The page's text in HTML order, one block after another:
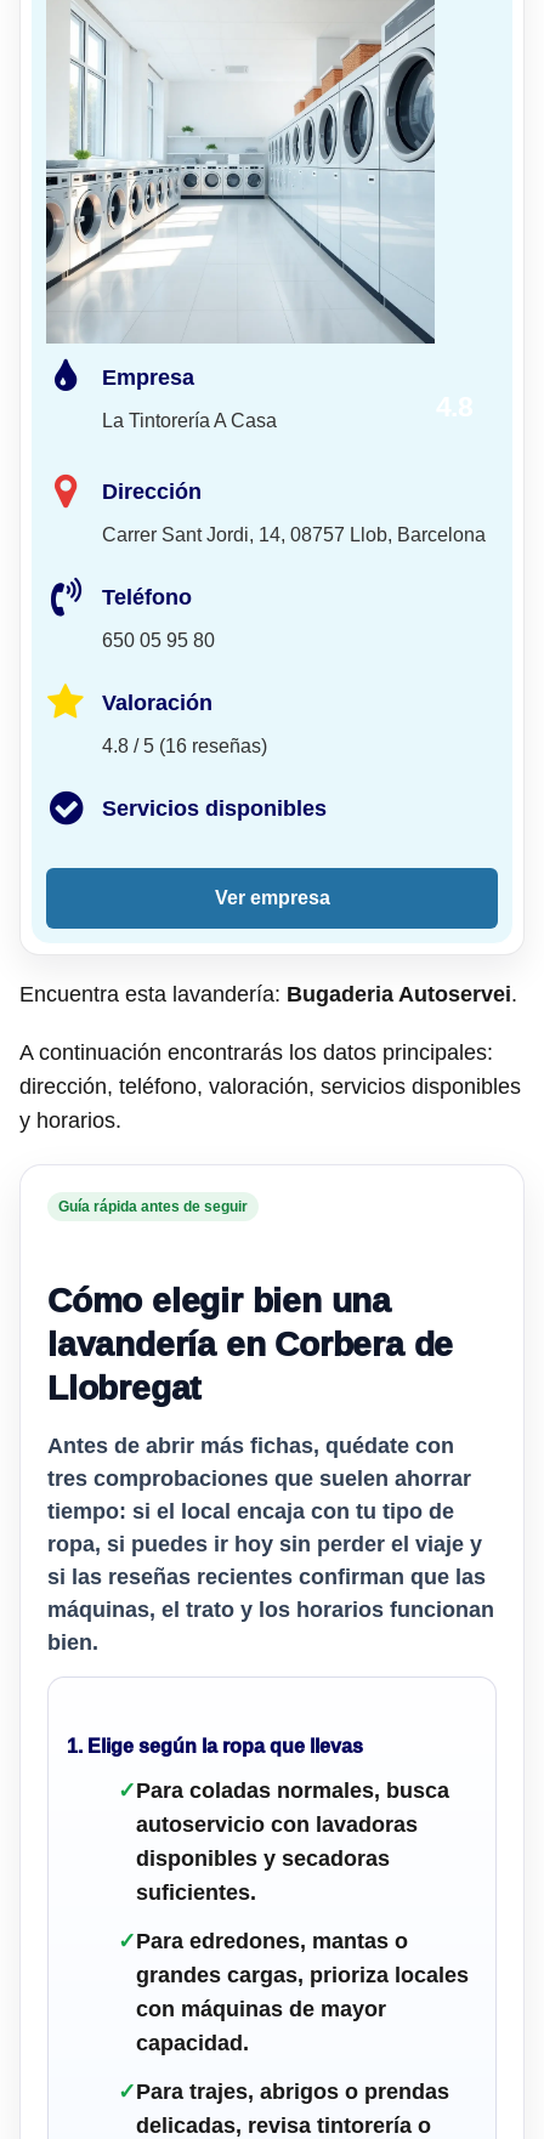
Empresa
La Tintorería A Casa
Dirección
Carrer Sant Jordi, 14, 08757 Llob, Barcelona
Teléfono
650 05 95 80
Valoración
4.8 / 5 (16 reseñas)
Servicios disponibles
Ver empresa
Encuentra esta lavandería: Bugaderia Autoservei.
A continuación encontrarás los datos principales:
dirección, teléfono, valoración, servicios disponibles
y horarios.
Guía rápida antes de seguir
Cómo elegir bien una
lavandería en Corbera de
Llobregat
Antes de abrir más fichas, quédate con
tres comprobaciones que suelen ahorrar
tiempo: si el local encaja con tu tipo de
ropa, si puedes ir hoy sin perder el viaje y
si las reseñas recientes confirman que las
máquinas, el trato y los horarios funcionan
bien.
1. Elige según la ropa que llevas
✓Para coladas normales, busca
autoservicio con lavadoras
disponibles y secadoras
suficientes.
✓Para edredones, mantas o
grandes cargas, prioriza locales
con máquinas de mayor
capacidad.
✓Para trajes, abrigos o prendas
delicadas, revisa tintorería o